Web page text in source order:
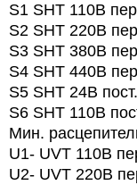
S1 SHT 110В
S2 SHT 220В
S3 SHT 380В
S4 SHT 440В
S5 SHT 24В
S6 SHT 110В
Мин.
U1- UVT 110В
U2- UVT 220В